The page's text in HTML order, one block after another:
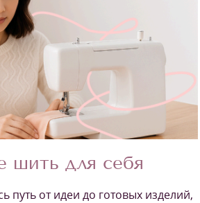
шить для себя
путь от идеи до готовых изделий,